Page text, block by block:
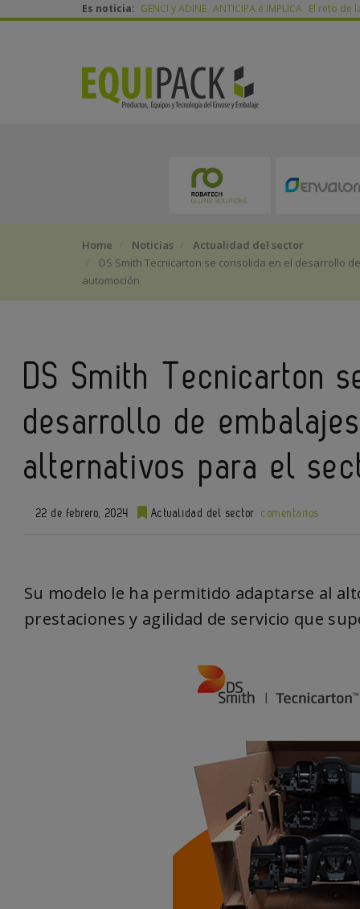
Es noticia: GENCI y ADINE ANTICIPA e IMPLICA El reto de
Home Noticias
Actualidad del sector
DS Smith Tecnicarton se consolida en el desarrollo
automoción
DS Smith Tecnicarton
desarrollo de
alternativos para el
22 de febrero, 2024 Actualidad del sector comentarios
Su modelo le ha permitido adaptarse al
prestaciones y agilidad de servicio que